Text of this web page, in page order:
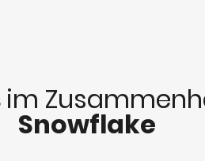
im
Snowflake